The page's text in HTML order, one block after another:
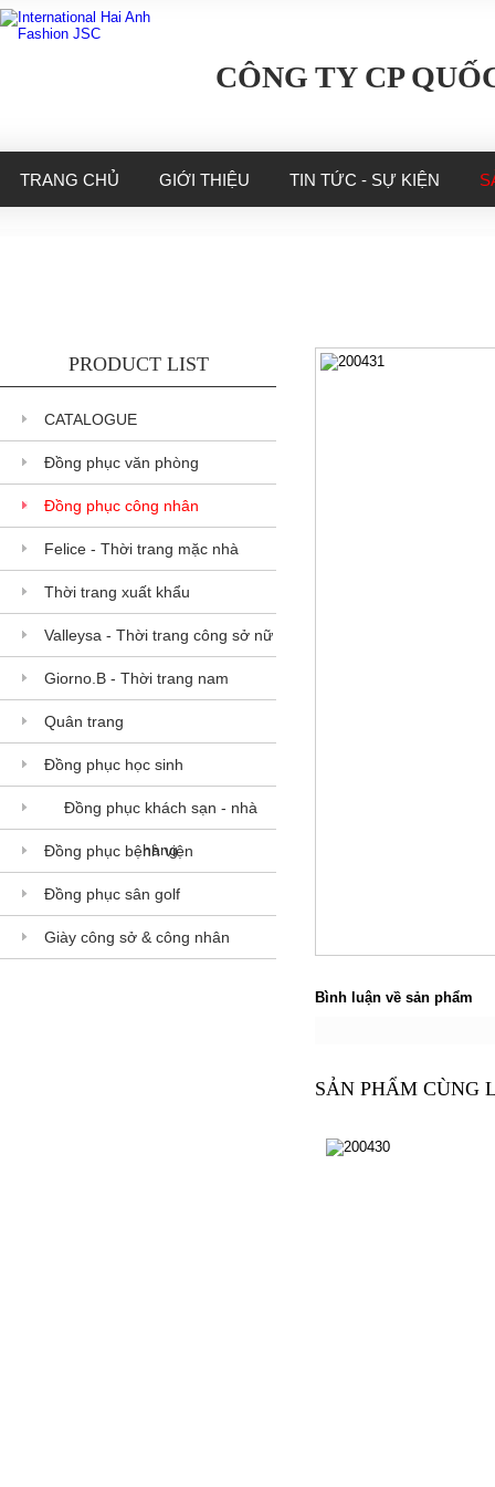
CÔNG TY CP
TRANG CHỦ GIỚI THIỆU TIN TỨC - SỰ KIỆN
PRODUCT LIST
CATALOGUE
Đồng phục văn phòng
Đồng phục công nhân
Felice - Thời trang mặc nhà
Thời trang xuất khẩu
Valleysa - Thời trang công sở nữ
Giorno.B - Thời trang nam
Quân trang
Đồng phục học sinh
Đồng phục khách sạn - nhà
hàng
Đồng phục bệnh viện
Đồng phục sân golf
Giày công sở & công nhân
Bình luận về sản phẩm
SẢN PHẨM CÙNG